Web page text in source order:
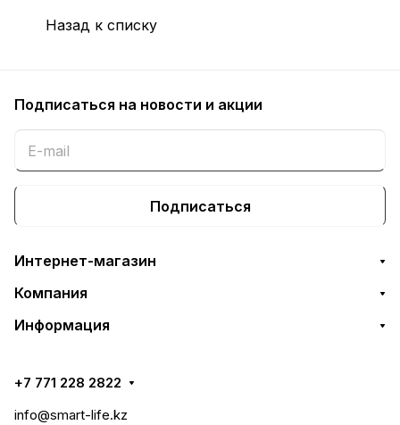
Назад к списку
Подписаться на новости и акции
Подписаться
Интернет-магазин
Компания
Информация
+7 771 228 2822
info@smart-life.kz